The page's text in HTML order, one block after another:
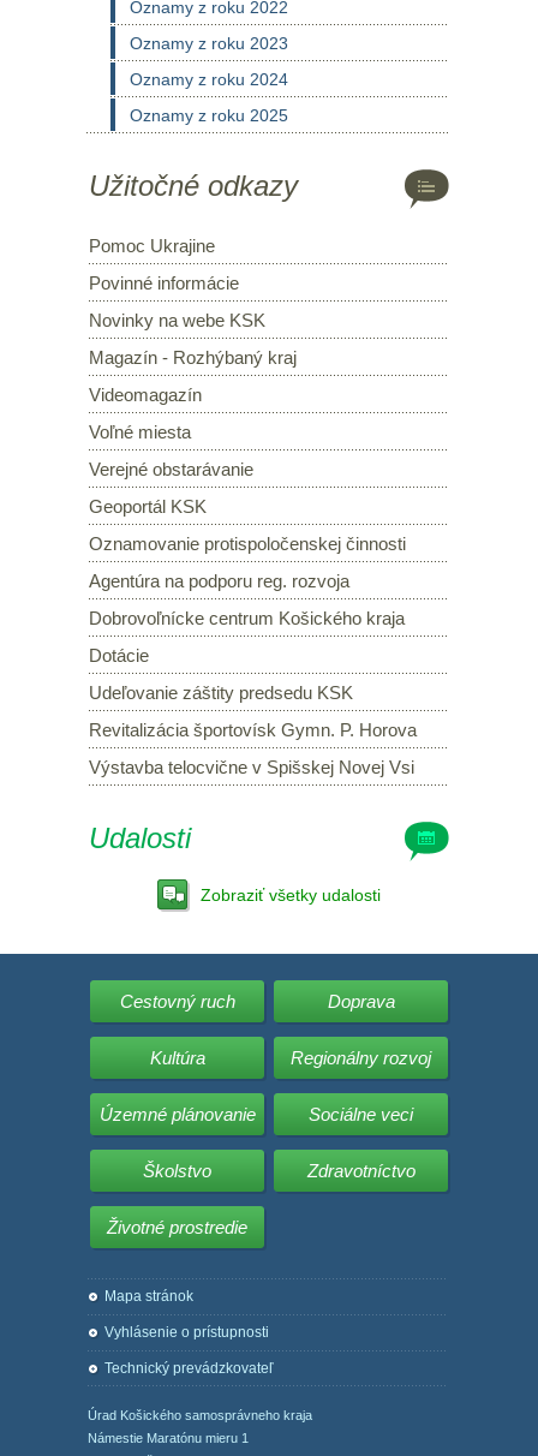
Oznamy z roku 2022
Oznamy z roku 2023
Oznamy z roku 2024
Oznamy z roku 2025
Užitočné odkazy
Pomoc Ukrajine
Povinné informácie
Novinky na webe KSK
Magazín - Rozhýbaný kraj
Videomagazín
Voľné miesta
Verejné obstarávanie
Geoportál KSK
Oznamovanie protispoločenskej činnosti
Agentúra na podporu reg. rozvoja
Dobrovoľnícke centrum Košického kraja
Dotácie
Udeľovanie záštity predsedu KSK
Revitalizácia športovísk Gymn. P. Horova
Výstavba telocvične v Spišskej Novej Vsi
Udalosti
Zobraziť všetky udalosti
Cestovný ruch Doprava
Kultúra Regionálny rozvoj
Územné plánovanie Sociálne veci
Školstvo Zdravotníctvo
Životné prostredie
Mapa stránok
Vyhlásenie o prístupnosti
Technický prevádzkovateľ
Úrad Košického samosprávneho kraja
Námestie Maratónu mieru 1